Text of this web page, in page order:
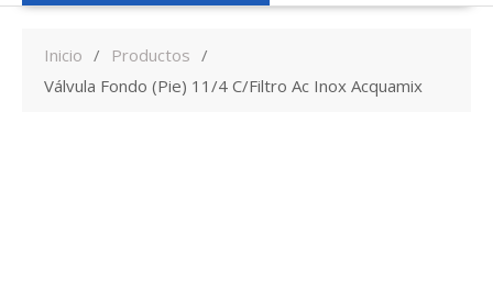
Inicio
Productos
Válvula Fondo (Pie) 11/4 C/Filtro Ac Inox Acquamix